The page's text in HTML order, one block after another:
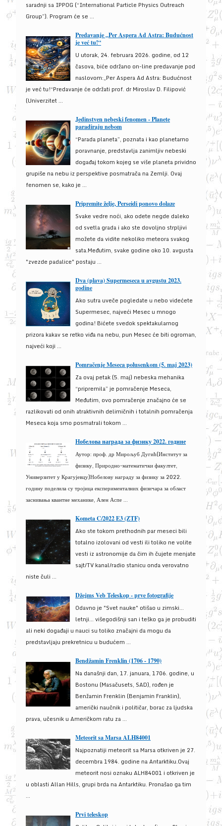
saradnji sa IPPOG (“International Particle Physics Outreach
Group”). Program će se ...
Predavanje „Per Aspera Ad Astra: Budućnost
je već tu!“
U utorak, 24. februara 2026. godine, od 12
časova, biće održano on-line predavanje pod
naslovom:„Per Aspera Ad Astra: Budućnost
je već tu!“Predavanje će održati prof. dr Miroslav D. Filipović
(Univerzitet ...
Jedinstven nebeski fenomen - Planete
paradiraju nebom
“Parada planeta”, poznata i kao planetarno
poravnanje, predstavlja zanimljiv nebeski
događaj tokom kojeg se više planeta prividno
grupiše na nebu iz perspektive posmatrača na Zemlji. Ovaj
fenomen se, kako je ...
Pripremite želje, Perseidi ponovo dolaze
Svake vedre noći, ako odete negde daleko
od svetla grada i ako ste dovoljno strpljivi
možete da vidite nekoliko meteora svakog
sata.Međutim, svake godine oko 10. avgusta
"zvezde padalice" postaju ...
Dva (plava) Supermeseca u avgustu 2023.
godine
Ako sutra uveče pogledate u nebo videćete
Supermesec, najveći Mesec u mnogo
godina! Bićete svedok spektakularnog
prizora kakav se retko viđa na nebu, pun Mesec će biti ogroman,
najveći koji ...
Pomračenje Meseca polusenkom (5. maj 2023)
Za ovaj petak (5. maj) nebeska mehanika
“pripremila” je pomračenje Meseca,
Međutim, ovo pomračenje značajno će se
razlikovati od onih atraktivnih delimičnih i totalnih pomračenja
Meseca koja smo posmatrali tokom ...
Нобелова награда за физику 2022. године
Аутор: проф. др Мирољуб Дугић(Институт за
физику, Природно-математички факултет,
Универзитет у Крагујевцу)Нобелову награду за физику за 2022.
годину поделила су тројица експерименталних физичара за област
заснивања квантне механике, Ален Аспе ...
Kometa C/2022 E3 (ZTF)
Ako ste tokom prethodnih par meseci bili
totalno izolovani od vesti ili toliko ne volite
vesti iz astronomije da čim ih čujete menjate
sajt/TV kanal/radio stanicu onda verovatno
niste čuli ...
Džejms Veb Teleskop - prve fotografije
Odavno je "Svet nauke" otišao u zimski...
letnji... višegodišnji san i teško ga je probuditi
ali neki događaji u nauci su toliko značajni da mogu da
predstavljaju prekretnicu u budućem ...
Bendžamin Frenklin (1706 - 1790)
Na današnji dan, 17. januara, 1706. godine, u
Bostonu (Masačusets, SAD), rođen je
Benžamin Frenklin (Benjamin Franklin),
američki naučnik i političar, borac za ljudska
prava, učesnik u Američkom ratu za ...
Meteorit sa Marsa ALH84001
Najpoznatiji meteorit sa Marsa otkriven je 27.
decembra 1984. godine na Antarktiku.Ovaj
meteorit nosi oznaku ALH84001 i otkriven je
u oblasti Allan Hills, grupi brda na Antarktiku. Pronašao ga tim
...
Prvi teleskop